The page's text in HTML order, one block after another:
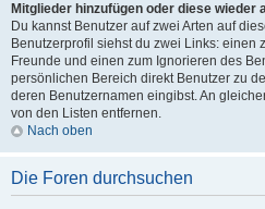
Mitglieder hinzufügen oder diese wieder
Du kannst Benutzer auf zwei Arten auf
Benutzerprofil siehst du zwei Links: einen
Freunde und einen zum Ignorieren des
persönlichen Bereich direkt Benutzer zu
deren Benutzernamen eingibst. An
von den Listen entfernen.
Nach oben
Die Foren durchsuchen